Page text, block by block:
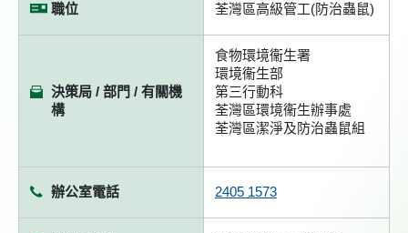
職位 荃灣區高級管工(防治蟲鼠)
決策局 / 部門 / 有關機
構
食物環境衞生署
環境衞生部
第三行動科
荃灣區環境衞生辦事處
荃灣區潔淨及防治蟲鼠組
辦公室電話 2405 1573